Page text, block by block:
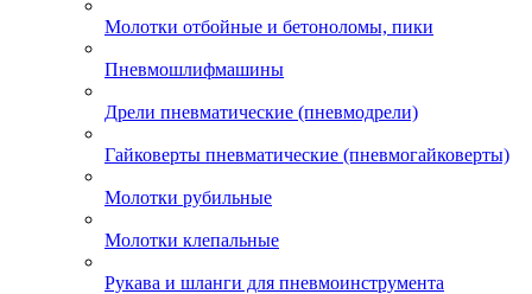
Молотки отбойные и бетоноломы, пики
Пневмошлифмашины
Дрели пневматические (пневмодрели)
Гайковерты пневматические (пневмогайковерты)
Молотки рубильные
Молотки клепальные
Рукава и шланги для пневмоинструмента